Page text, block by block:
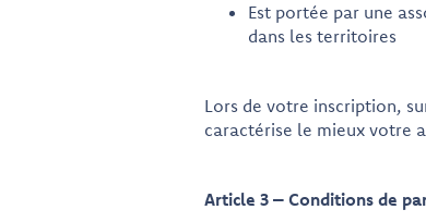
Est portée par une
dans les territoires
Lors de votre inscription,
caractérise le mieux votre
Article 3 – Conditions de